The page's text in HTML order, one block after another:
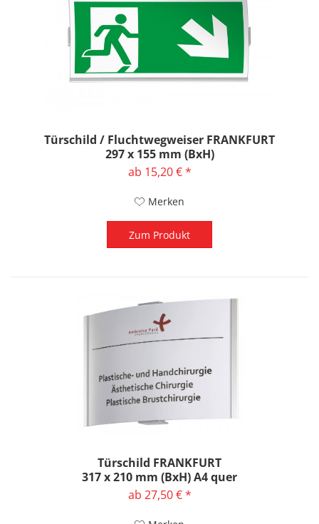
Türschild / Fluchtwegweiser FRANKFURT
297 x 155 mm (BxH)
ab 15,20 € *
Merken
Zum Produkt
Türschild FRANKFURT
317 x 210 mm (BxH) A4 quer
ab 27,50 € *